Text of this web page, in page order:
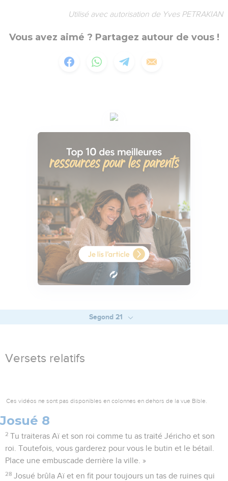
Utilisé avec autorisation de Yves PETRAKIAN
Vous avez aimé ? Partagez autour de vous !
Segond 21
Versets relatifs
Ces vidéos ne sont pas disponibles en colonnes en dehors de la vue Bible.
Josué 8
2 Tu traiteras Aï et son roi comme tu as traité Jéricho et son
roi. Toutefois, vous garderez pour vous le butin et le bétail.
Place une embuscade derrière la ville. »
28 Josué brûla Aï et en fit pour toujours un tas de ruines qui